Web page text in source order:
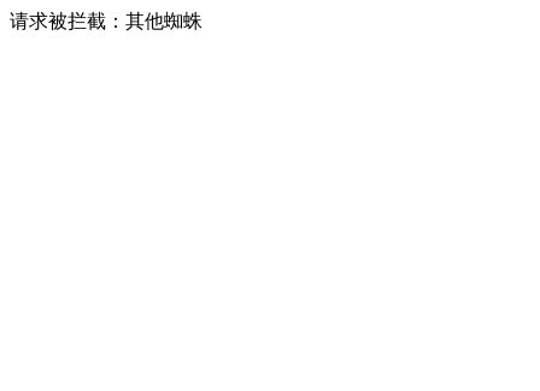
请求被拦截：其他蜘蛛